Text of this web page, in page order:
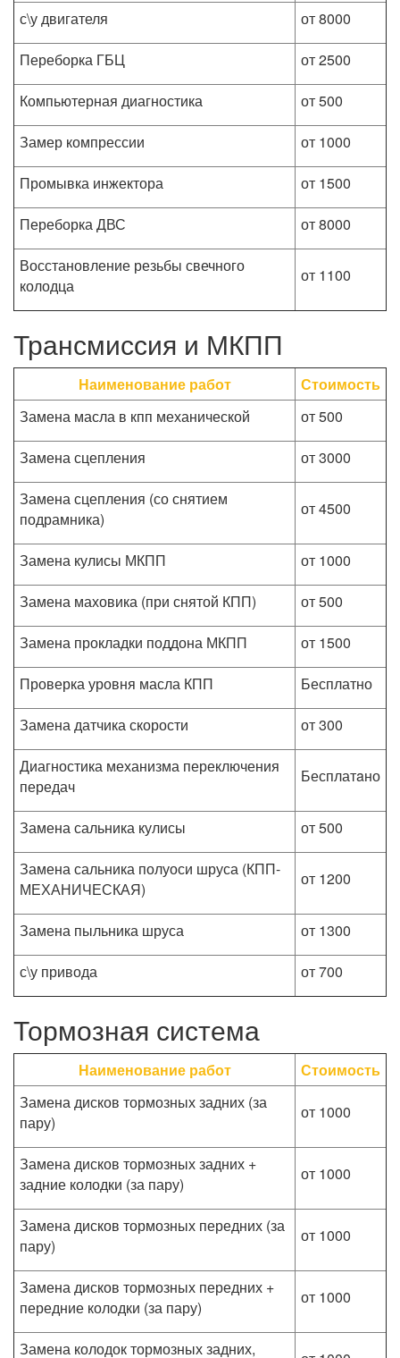
с\у двигателя
от 8000
Переборка ГБЦ
от 2500
Компьютерная диагностика
от 500
Замер компрессии
от 1000
Промывка инжектора
от 1500
Переборка ДВС
от 8000
Восстановление резьбы свечного
колодца
от 1100
Трансмиссия и МКПП
Наименование работ
Стоимость
Замена масла в кпп механической
от 500
Замена сцепления
от 3000
Замена сцепления (со снятием
подрамника)
от 4500
Замена кулисы МКПП
от 1000
Замена маховика (при снятой КПП)
от 500
Замена прокладки поддона МКПП
от 1500
Проверка уровня масла КПП
Бесплатно
Замена датчика скорости
от 300
Диагностика механизма переключения
передач
Бесплатaно
Замена сальника кулисы
от 500
Замена сальника полуоси шруса (КПП-
МЕХАНИЧЕСКАЯ)
от 1200
Замена пыльника шруса
от 1300
с\у привода
от 700
Тормозная система
Наименование работ
Стоимость
Замена дисков тормозных задних (за
пару)
от 1000
Замена дисков тормозных задних +
задние колодки (за пару)
от 1000
Замена дисков тормозных передних (за
пару)
от 1000
Замена дисков тормозных передних +
передние колодки (за пару)
от 1000
Замена колодок тормозных задних,